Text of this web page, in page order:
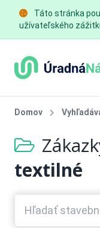
Táto stránka
užívateľského
Domov
textilné